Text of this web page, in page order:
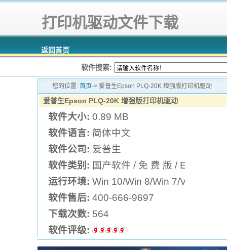
打印机驱动文件下载
返回首页
软件搜索:
您的位置: 首页-> 爱普生Epson PLQ-20K 增强版打印机驱动
爱普生Epson PLQ-20K 增强版打印机驱动
软件大小: 0.89 MB
软件语言: 简体中文
软件公司: 爱普生
软件类别: 国产软件 / 免 费 版 / Epson打
运行环境: Win 10/Win 8/Win 7/Vista/XP
软件售后: 400-666-9697
下载次数: 564
软件评级: